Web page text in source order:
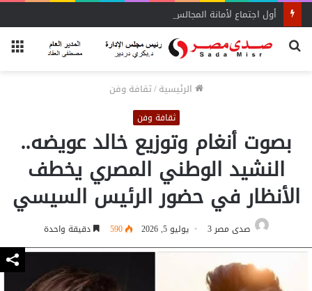
بحث
الرئيسية/ثقافة وفن
ثقافة وفن
بصوت أنغام وتوزيع خالد عويضه..
النشيد الوطني المصري يخطف
الأنظار في حضور الرئيس السيسي
صدى مصر 3 يوليو 5, 2026 590 دقيقة واحدة